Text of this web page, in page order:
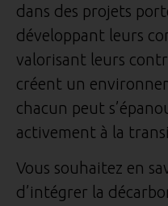
dans des projets
développant leurs
valorisant leurs
créent un
chacun peut
activement à la
Vous souhaitez en
d’intégrer la